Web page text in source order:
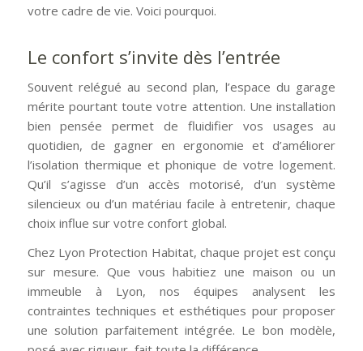
votre cadre de vie. Voici pourquoi.
Le confort s’invite dès l’entrée
Souvent relégué au second plan, l’espace du garage
mérite pourtant toute votre attention. Une installation
bien pensée permet de fluidifier vos usages au
quotidien, de gagner en ergonomie et d’améliorer
l’isolation thermique et phonique de votre logement.
Qu’il s’agisse d’un accès motorisé, d’un système
silencieux ou d’un matériau facile à entretenir, chaque
choix influe sur votre confort global.
Chez Lyon Protection Habitat, chaque projet est conçu
sur mesure. Que vous habitiez une maison ou un
immeuble à Lyon, nos équipes analysent les
contraintes techniques et esthétiques pour proposer
une solution parfaitement intégrée. Le bon modèle,